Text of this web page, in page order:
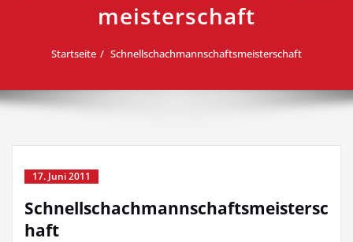
meisterschaft
Startseite Schnellschachmannschaftsmeisterschaft
17. Juni 2011
Schnellschachmannschaftsmeistersc
haft